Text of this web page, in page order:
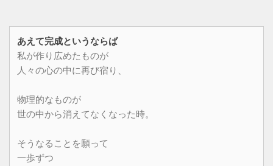
あえて完成というならば
私が作り広めたものが
人々の心の中に再び宿り、
物理的なものが
世の中から消えてなくなった時。
そうなることを願って
一歩ずつ